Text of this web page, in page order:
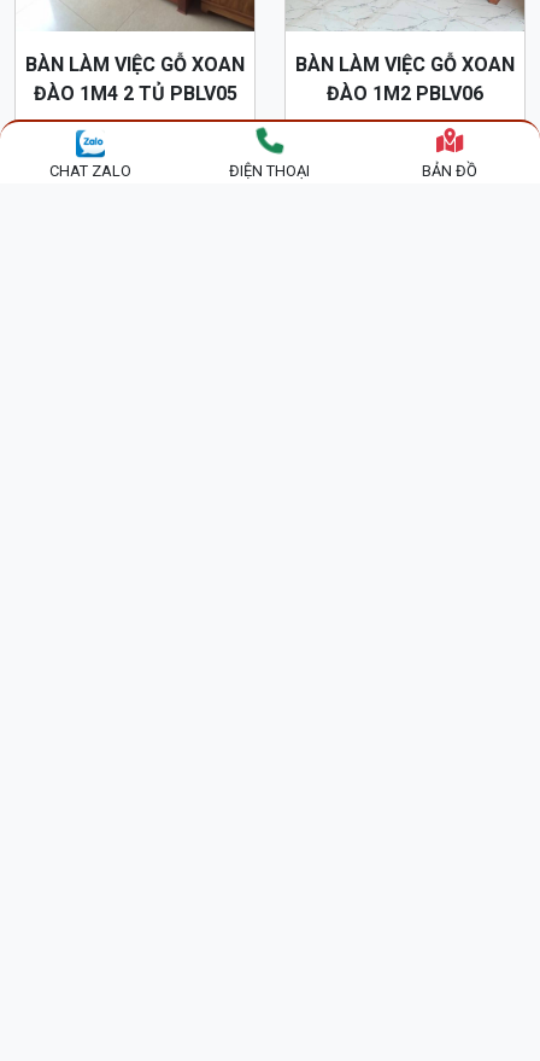
BÀN LÀM VIỆC GỖ XOAN
ĐÀO 1M4 2 TỦ PBLV05
4,200,000 đ
BÀN LÀM VIỆC GỖ XOAN
ĐÀO 1M2 PBLV06
3,500,000 đ
CHAT ZALO ĐIỆN THOẠI BẢN ĐỒ